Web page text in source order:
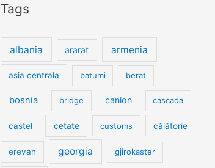
Tags
albania ararat armenia
asia centrala batumi berat
bosnia bridge canion cascada
castel cetate customs călătorie
erevan georgia gjirokaster